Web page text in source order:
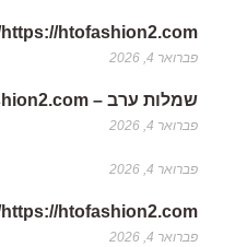
https://htofashion2.com/ – שמלות ערב
פברואר 4, 2026
שמלות ערב – https://htofashion2.com/
פברואר 4, 2026
פברואר 4, 2026
https://htofashion2.com/ – שמלות ערב
פברואר 4, 2026